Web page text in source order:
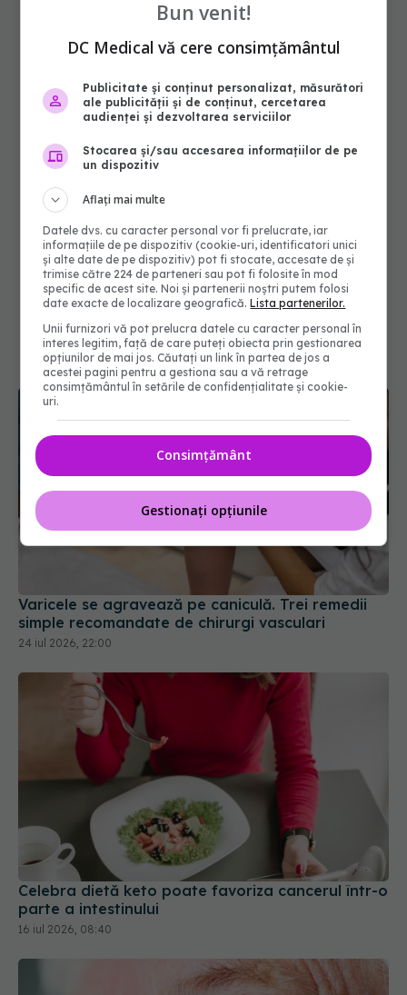
Varicele se agravează pe caniculă. Trei remedii
simple recomandate de chirurgi vasculari
24 iul 2026, 22:00
Celebra dietă keto poate favoriza cancerul într-o
parte a intestinului
16 iul 2026, 08:40
Bun venit!
DC Medical vă cere consimțământul
Publicitate și conținut personalizat, măsurători
ale publicității și de conținut, cercetarea
audienței și dezvoltarea serviciilor
Stocarea și/sau accesarea informațiilor de pe
un dispozitiv
Aflați mai multe
Datele dvs. cu caracter personal vor fi prelucrate, iar
informațiile de pe dispozitiv (cookie-uri, identificatori unici
și alte date de pe dispozitiv) pot fi stocate, accesate de și
trimise către 224 de parteneri sau pot fi folosite în mod
specific de acest site. Noi și partenerii noștri putem folosi
date exacte de localizare geografică.Lista partenerilor.
Unii furnizori vă pot prelucra datele cu caracter personal în
interes legitim, față de care puteți obiecta prin gestionarea
opțiunilor de mai jos. Căutați un link în partea de jos a
acestei pagini pentru a gestiona sau a vă retrage
consimțământul în setările de confidențialitate și cookie-
uri.
Consimțământ
Gestionați opțiunile